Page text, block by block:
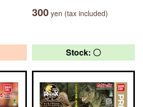
300 yen (tax included)
Stock: 〇